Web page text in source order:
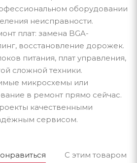
оборудовании
неисправности.
плат: замена BGA-
восстановление дорожек.
питания, плат управления,
сложной техники.
микросхемы или
в ремонт прямо сейчас.
качественными
сервисом.
С этим товаром